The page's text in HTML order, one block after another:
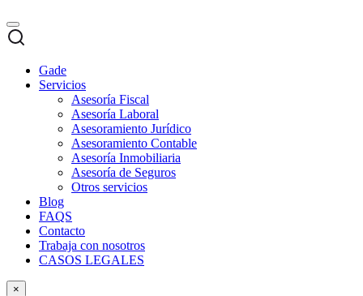
Gade
Servicios
Asesoría Fiscal
Asesoría Laboral
Asesoramiento Jurídico
Asesoramiento Contable
Asesoría Inmobiliaria
Asesoría de Seguros
Otros servicios
Blog
FAQS
Contacto
Trabaja con nosotros
CASOS LEGALES
×